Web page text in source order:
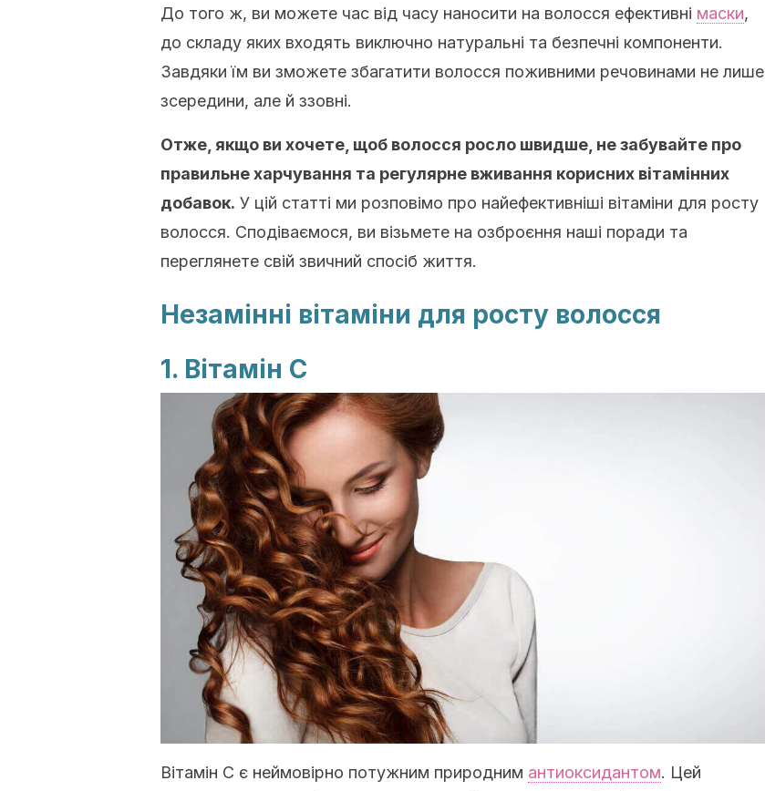
До того ж, ви можете час від часу наносити на волосся ефективні маски,
до складу яких входять виключно натуральні та безпечні компоненти.
Завдяки їм ви зможете збагатити волосся поживними речовинами не лише
зсередини, але й ззовні.
Отже, якщо ви хочете, щоб волосся росло швидше, не забувайте про
правильне харчування та регулярне вживання корисних вітамінних
добавок. У цій статті ми розповімо про найефективніші вітаміни для росту
волосся. Сподіваємося, ви візьмете на озброєння наші поради та
переглянете свій звичний спосіб життя.
Незамінні вітаміни для росту волосся
1. Вітамін С
Вітамін С є неймовірно потужним природним антиоксидантом. Цей